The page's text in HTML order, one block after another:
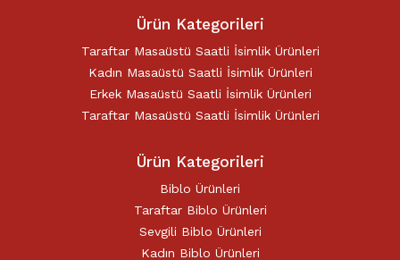
Ürün Kategorileri
Taraftar Masaüstü Saatli İsimlik Ürünleri
Kadın Masaüstü Saatli İsimlik Ürünleri
Erkek Masaüstü Saatli İsimlik Ürünleri
Taraftar Masaüstü Saatli İsimlik Ürünleri
Ürün Kategorileri
Biblo Ürünleri
Taraftar Biblo Ürünleri
Sevgili Biblo Ürünleri
Kadın Biblo Ürünleri